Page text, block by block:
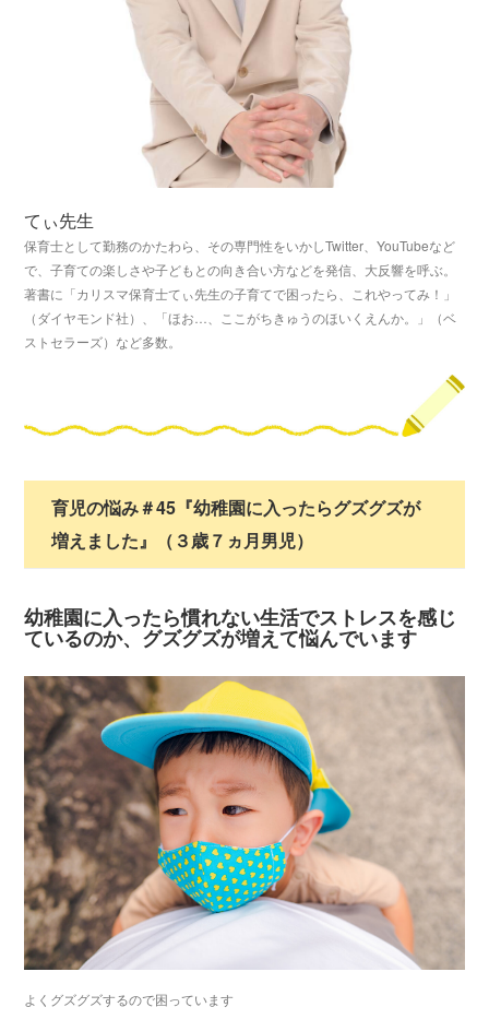
てぃ先生
保育士として勤務のかたわら、その専門性をいかしTwitter、YouTubeなど
で、子育ての楽しさや子どもとの向き合い方などを発信、大反響を呼ぶ。
著書に「カリスマ保育士てぃ先生の子育てで困ったら、これやってみ！」
（ダイヤモンド社）、「ほお…、ここがちきゅうのほいくえんか。」（ベ
ストセラーズ）など多数。
育児の悩み＃45『幼稚園に入ったらグズグズが
増えました』（３歳７ヵ月男児）
幼稚園に入ったら慣れない生活でストレスを感じ
ているのか、グズグズが増えて悩んでいます
よくグズグズするので困っています